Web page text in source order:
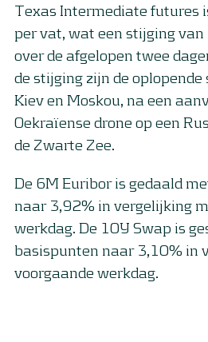
Texas Intermediate futures
per vat, wat een stijging
over de afgelopen twee
de stijging zijn de
Kiev en Moskou, na een
Oekraïense drone op een
de Zwarte Zee.
De 6M Euribor is gedaald
naar 3,92% in vergelijking
werkdag. De 10Y Swap is
basispunten naar 3,10% in
voorgaande werkdag.